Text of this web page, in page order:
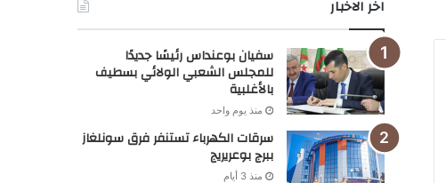
اخر الاخبار
سفيان بوعنداس رئيسًا جديدًا
للمجلس الشعبي الولائي بسطيف
بالأغلبية
منذ يوم واحد
سرقات الكهرباء تستنفر فرق سونلغاز
ببرج بوعريريج
منذ 3 أيام